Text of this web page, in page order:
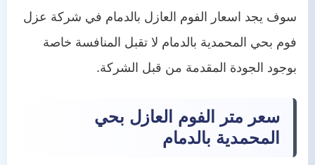
سوف يجد اسعار الفوم العازل بالدمام في شركة عزل
فوم بحي المحمدية بالدمام لا تقبل المنافسة خاصة
بوجود الجودة المقدمة من قبل الشركة.
سعر متر الفوم العازل بحي
المحمدية بالدمام